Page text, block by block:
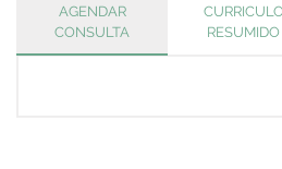
AGENDAR
CONSULTA
RESUMIDO